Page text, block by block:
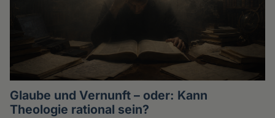
Glaube und Vernunft – oder: Kann
Theologie rational sein?